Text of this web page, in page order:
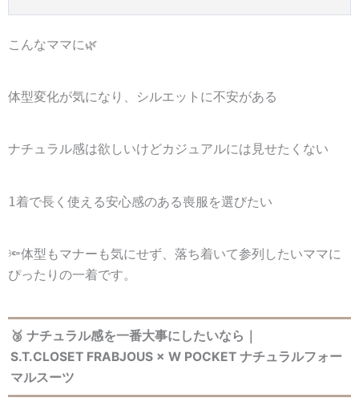
こんなママに🌿
体型変化が気になり、シルエットに不安がある
ナチュラル感は欲しいけどカジュアルには見せたくない
1着で長く使える安心感のある喪服を選びたい
🔦体型もマナーも気にせず、落ち着いて参列したいママに
ぴったりの一着です。
🥉 ナチュラル感を一番大事にしたいなら｜
S.T.CLOSET FRABJOUS × W POCKET ナチュラルフォー
マルスーツ